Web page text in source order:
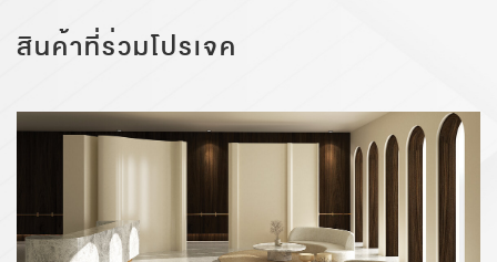
สินค้าที่ร่วมโปรเจค